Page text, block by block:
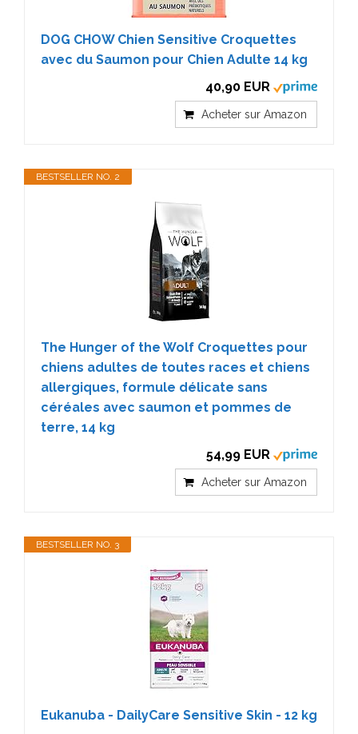
DOG CHOW Chien Sensitive Croquettes
avec du Saumon pour Chien Adulte 14 kg
40,90 EUR
Acheter sur Amazon
BESTSELLER NO. 2
The Hunger of the Wolf Croquettes pour
chiens adultes de toutes races et chiens
allergiques, formule délicate sans
céréales avec saumon et pommes de
terre, 14 kg
54,99 EUR
Acheter sur Amazon
BESTSELLER NO. 3
Eukanuba - DailyCare Sensitive Skin - 12 kg